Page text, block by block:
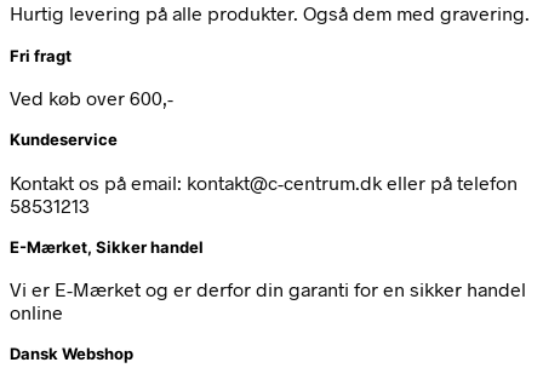
Hurtig levering på alle produkter. Også dem med gravering.
Fri fragt
Ved køb over 600,-
Kundeservice
Kontakt os på email: kontakt@c-centrum.dk eller på telefon
58531213
E-Mærket, Sikker handel
Vi er E-Mærket og er derfor din garanti for en sikker handel
online
Dansk Webshop